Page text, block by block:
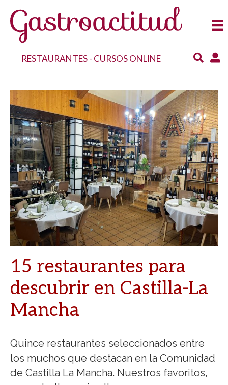
RESTAURANTES- CURSOS ONLINE
15 restaurantes para
descubrir en Castilla-La
Mancha
Quince restaurantes seleccionados entre
los muchos que destacan en la Comunidad
de Castilla La Mancha. Nuestros favoritos,